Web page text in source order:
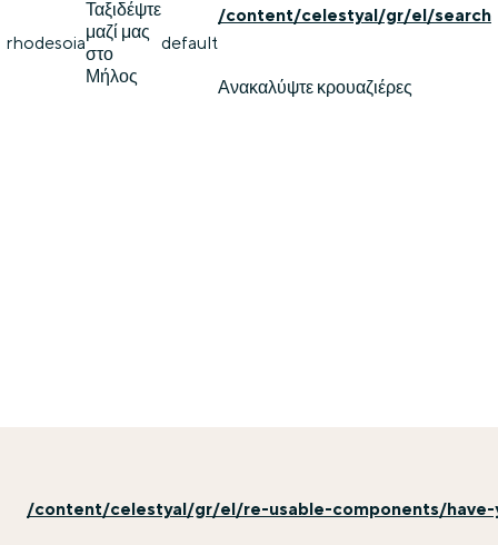
rhodesoia
Ταξιδέψτε
μαζί μας
στο
Μήλος
default
/content/celestyal/gr/el/search
Ανακαλύψτε κρουαζιέρες
/content/celestyal/gr/el/re-usable-components/have-